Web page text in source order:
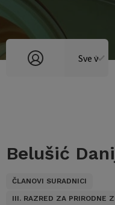
Belušić
ČLANOVI SURADNICI
III. RAZRED ZA PRIRODNE